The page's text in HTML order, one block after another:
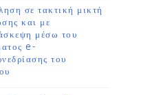
σε τακτική μικτή
και με
μέσω του
e-
του